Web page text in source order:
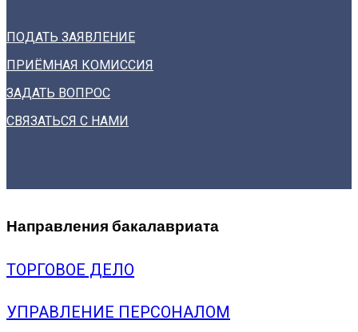
ПОДАТЬ ЗАЯВЛЕНИЕ
ПРИЁМНАЯ КОМИССИЯ
ЗАДАТЬ ВОПРОС
СВЯЗАТЬСЯ С НАМИ
Направления бакалавриата
ТОРГОВОЕ ДЕЛО
УПРАВЛЕНИЕ ПЕРСОНАЛОМ